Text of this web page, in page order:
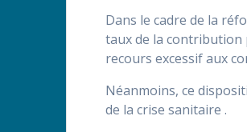
Dans le cadre de la
taux de la contribution
recours excessif aux
Néanmoins, ce
de la crise sanitaire .